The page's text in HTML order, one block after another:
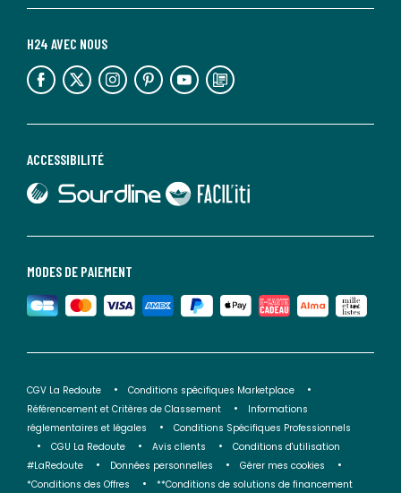
MODES DE PAIEMENT
ACCESSIBILITÉ
lien vers Sourdline
lien vers Faciliti
H24 AVEC NOUS
lien vers l'espace réseaux sociaux lien vers l'espace réseaux sociaux lien vers l'espace réseaux sociaux lien vers l'espace réseaux sociaux lien vers l'espace réseaux sociaux lien vers le blog la redoute
CGV La Redoute
Conditions spécifiques Marketplace
Référencement et Critères de Classement
Informations
réglementaires et légales
Conditions Spécifiques Professionnels
CGU La Redoute
Avis clients
Conditions d'utilisation
#LaRedoute
Données personnelles
Gérer mes cookies
*Conditions des Offres
**Conditions de solutions de financement